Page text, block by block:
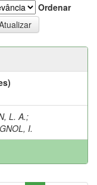
Ordenar
L. A.;
I.